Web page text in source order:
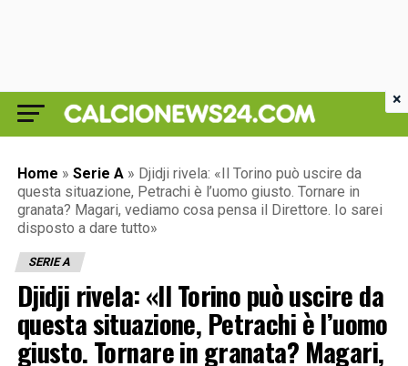
Home » Serie A » Djidji rivela: «Il Torino può uscire da
questa situazione, Petrachi è l’uomo giusto. Tornare in
granata? Magari, vediamo cosa pensa il Direttore. Io sarei
disposto a dare tutto»
SERIE A
Djidji rivela: «Il Torino può uscire da
questa situazione, Petrachi è l’uomo
giusto. Tornare in granata? Magari,
×